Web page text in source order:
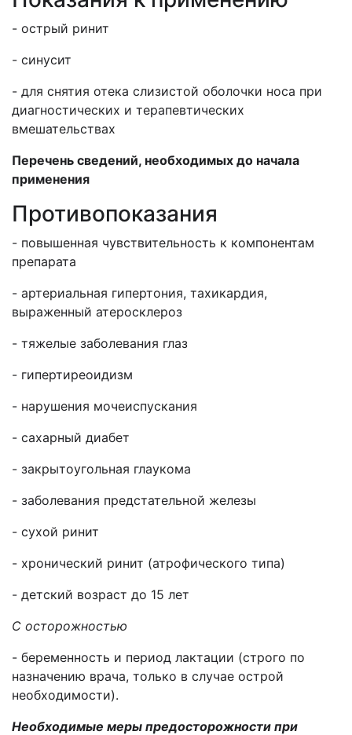
- острый ринит
- синусит
- для снятия отека слизистой оболочки носа при
диагностических и терапевтических
вмешательствах
Перечень сведений, необходимых до начала
применения
Противопоказания
- повышенная чувствительность к компонентам
препарата
- артериальная гипертония, тахикардия,
выраженный атеросклероз
- тяжелые заболевания глаз
- гипертиреоидизм
- нарушения мочеиспускания
- сахарный диабет
- закрытоугольная глаукома
- заболевания предстательной железы
- сухой ринит
- хронический ринит (атрофического типа)
- детский возраст до 15 лет
С осторожностью
- беременность и период лактации (строго по
назначению врача, только в случае острой
необходимости).
Необходимые меры предосторожности при